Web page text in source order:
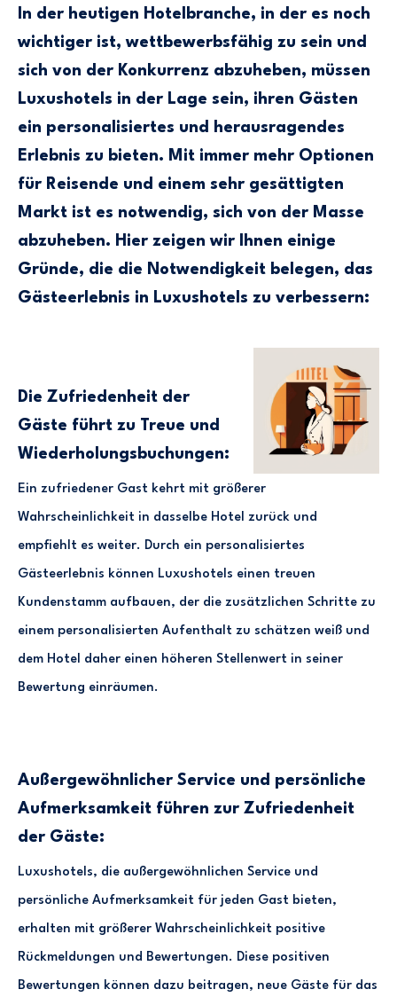
In der heutigen Hotelbranche, in der es noch
wichtiger ist, wettbewerbsfähig zu sein und
sich von der Konkurrenz abzuheben, müssen
Luxushotels in der Lage sein, ihren Gästen
ein personalisiertes und herausragendes
Erlebnis zu bieten. Mit immer mehr Optionen
für Reisende und einem sehr gesättigten
Markt ist es notwendig, sich von der Masse
abzuheben. Hier zeigen wir Ihnen einige
Gründe, die die Notwendigkeit belegen, das
Gästeerlebnis in Luxushotels zu verbessern:
Die Zufriedenheit der
Gäste führt zu Treue und
Wiederholungsbuchungen:
Ein zufriedener Gast kehrt mit größerer
Wahrscheinlichkeit in dasselbe Hotel zurück und
empfiehlt es weiter. Durch ein personalisiertes
Gästeerlebnis können Luxushotels einen treuen
Kundenstamm aufbauen, der die zusätzlichen Schritte zu
einem personalisierten Aufenthalt zu schätzen weiß und
dem Hotel daher einen höheren Stellenwert in seiner
Bewertung einräumen.
Außergewöhnlicher Service und persönliche
Aufmerksamkeit führen zur Zufriedenheit
der Gäste:
Luxushotels, die außergewöhnlichen Service und
persönliche Aufmerksamkeit für jeden Gast bieten,
erhalten mit größerer Wahrscheinlichkeit positive
Rückmeldungen und Bewertungen. Diese positiven
Bewertungen können dazu beitragen, neue Gäste für das